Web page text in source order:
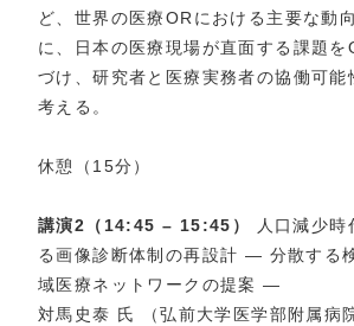
ど、世界の医療ORにおける主要な動
に、日本の医療現場が直面する課題
づけ、研究者と医療実務者の協働可能
考える。
休憩（15分）
講演2（14:45 – 15:45）
人口減少時
る画像診断体制の再設計 ― 分散する
域医療ネットワークの提案 ―
対馬史泰 氏 （弘前大学医学部附属病